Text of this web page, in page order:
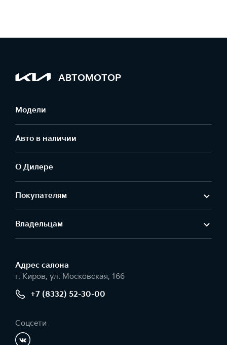
АВТОМОТОР
Модели
Авто в наличии
О Дилере
Покупателям
Владельцам
Адрес салонa
г. Киров, ул. Московская, 166
+7 (8332) 52-30-00
Соцсети